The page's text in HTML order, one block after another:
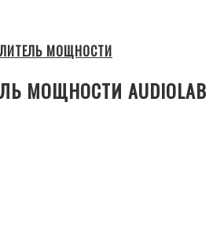
МОЩНОСТИ
МОЩНОСТИ AUDIOLAB